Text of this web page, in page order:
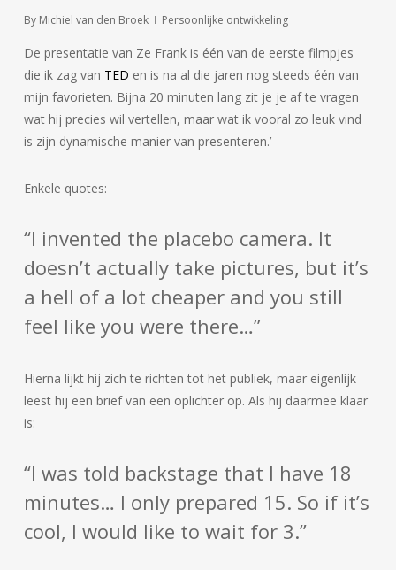
By Michiel van den Broek Persoonlijke ontwikkeling
De presentatie van Ze Frank is één van de eerste filmpjes
die ik zag van TED en is na al die jaren nog steeds één van
mijn favorieten. Bijna 20 minuten lang zit je je af te vragen
wat hij precies wil vertellen, maar wat ik vooral zo leuk vind
is zijn dynamische manier van presenteren.’
Enkele quotes:
“I invented the placebo camera. It
doesn’t actually take pictures, but it’s
a hell of a lot cheaper and you still
feel like you were there…”
Hierna lijkt hij zich te richten tot het publiek, maar eigenlijk
leest hij een brief van een oplichter op. Als hij daarmee klaar
is:
“I was told backstage that I have 18
minutes… I only prepared 15. So if it’s
cool, I would like to wait for 3.”